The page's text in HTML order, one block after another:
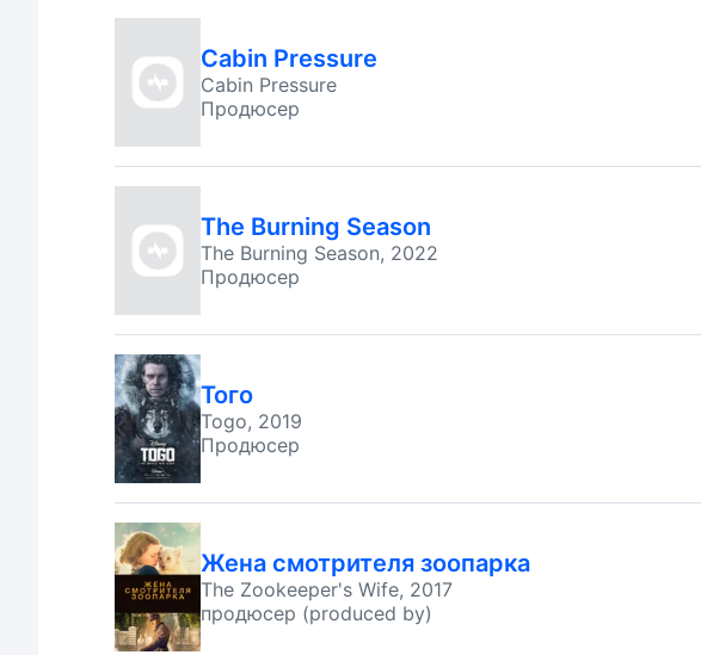
Cabin Pressure
Cabin Pressure
Продюсер
The Burning Season
The Burning Season, 2022
Продюсер
Того
Togo, 2019
Продюсер
Жена смотрителя зоопарка
The Zookeeper's Wife, 2017
продюсер (produced by)